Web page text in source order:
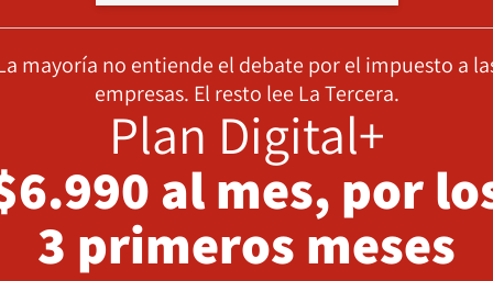
mayoría no entiende el debate por el impuesto a
empresas. El resto lee La Tercera.
Plan Digital+
al mes, por
3 primeros meses